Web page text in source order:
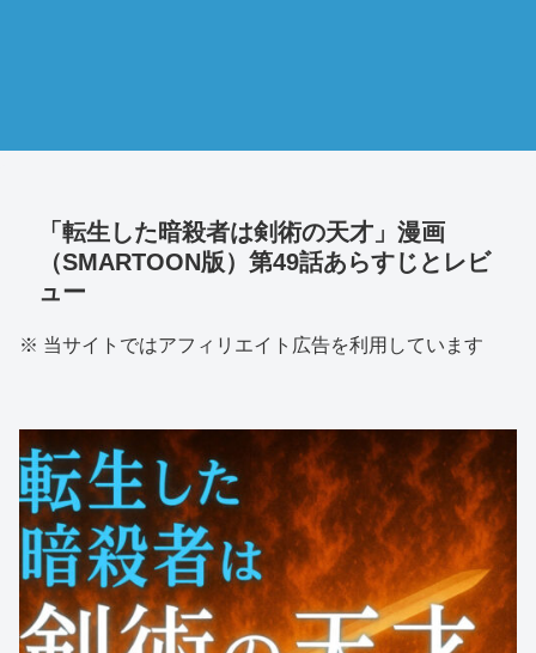
「転生した暗殺者は剣術の天才」漫画
（SMARTOON版）第49話あらすじとレビ
ュー
※ 当サイトではアフィリエイト広告を利用しています